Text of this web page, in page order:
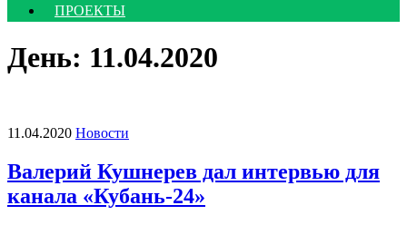
ПРОЕКТЫ
День: 11.04.2020
11.04.2020 Новости
Валерий Кушнерев дал интервью для
канала «Кубань-24»